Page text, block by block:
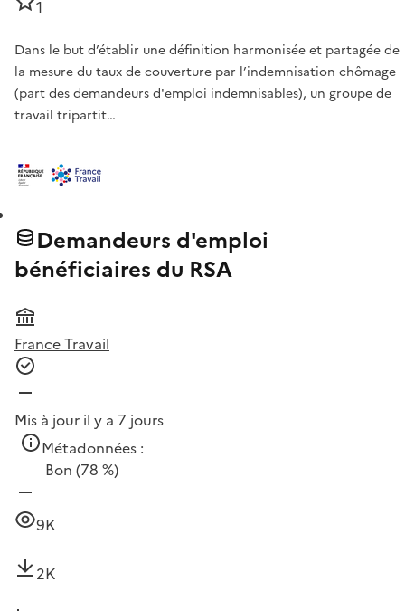
1
Dans le but d’établir une définition harmonisée et partagée de
la mesure du taux de couverture par l’indemnisation chômage
(part des demandeurs d'emploi indemnisables), un groupe de
travail tripartit…
Demandeurs d'emploi
bénéficiaires du RSA
France Travail
Mis à jour il y a 7 jours
Métadonnées :
Bon (78 %)
9K
2K